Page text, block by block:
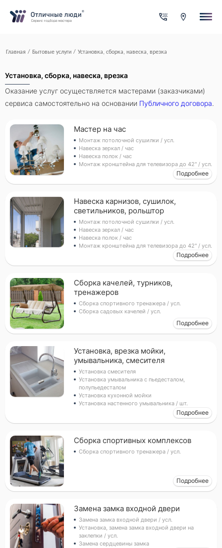
Главная / Бытовые услуги / Установка, сборка, навеска, врезка
Установка, сборка, навеска, врезка
Оказание услуг осуществляется мастерами (заказчиками)
сервиса самостоятельно на основании Публичного договора.
Мастер на час
Монтаж потолочной сушилки / усл.
Навеска зеркал / час
Навеска полок / час
Монтаж кронштейна для телевизора до 42" / усл.
Подробнее
Навеска карнизов, сушилок,
светильников, рольштор
Монтаж потолочной сушилки / усл.
Навеска зеркал / час
Навеска полок / час
Монтаж кронштейна для телевизора до 42" / усл.
Подробнее
Сборка качелей, турников,
тренажеров
Сборка спортивного тренажера / усл.
Сборка садовых качелей / усл.
Подробнее
Установка, врезка мойки,
умывальника, смесителя
Установка смесителя
Установка умывальника с пьедесталом,
полупьедесталом
Установка кухонной мойки
Установка настенного умывальника / шт.
Подробнее
Сборка спортивных комплексов
Сборка спортивного тренажера / усл.
Подробнее
Замена замка входной двери
Замена замка входной двери / усл.
Установка, замена замка входной двери на
заклепки / усл.
Замена сердцевины замка
За каждый оформленный заказ вы получаете Cash-back на
свой счет
меняться в зависимости от сложности работы
Имя*
Город*
Адрес*
Телефон*
Опишите задачу
точнее оценить задачу)
Добавить фото
Я согласен с условиями